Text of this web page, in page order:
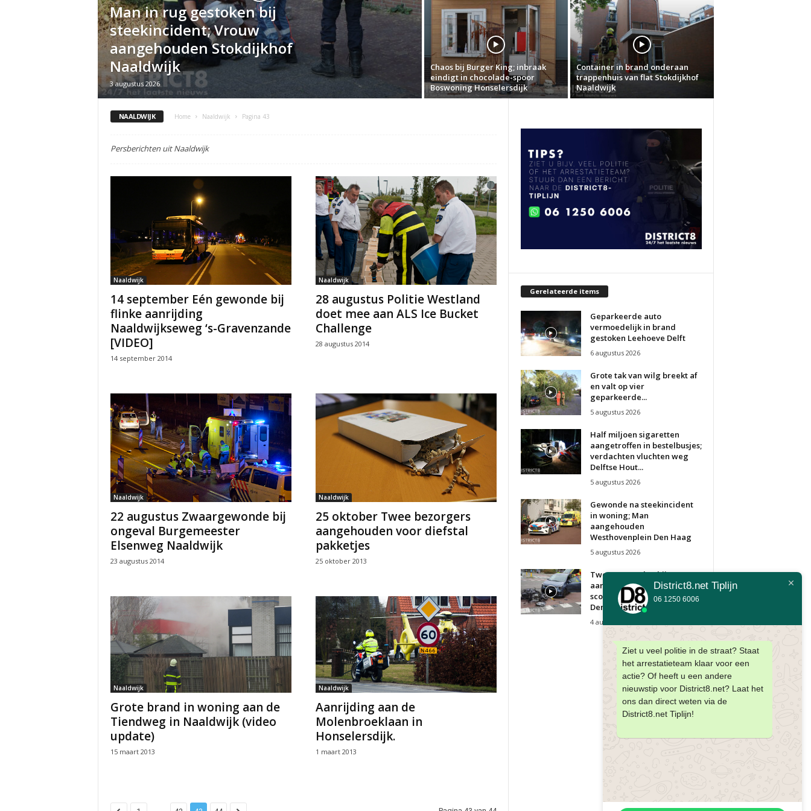
Man in rug gestoken bij
steekincident; Vrouw
aangehouden Stokdijkhof
Naaldwijk
3 augustus 2026
Chaos bij Burger King; inbraak
eindigt in chocolade-spoor
Boswoning Honselersdijk
Container in brand onderaan
trappenhuis van flat Stokdijkhof
Naaldwijk
NAALDWIJK Home Naaldwijk Pagina 43
Persberichten uit Naaldwijk
Naaldwijk
14 september Eén gewonde bij
flinke aanrijding
Naaldwijkseweg ‘s-Gravenzande
[VIDEO]
14 september 2014
Naaldwijk
28 augustus Politie Westland
doet mee aan ALS Ice Bucket
Challenge
28 augustus 2014
Naaldwijk
22 augustus Zwaargewonde bij
ongeval Burgemeester
Elsenweg Naaldwijk
23 augustus 2014
Naaldwijk
25 oktober Twee bezorgers
aangehouden voor diefstal
pakketjes
25 oktober 2013
Naaldwijk
Grote brand in woning aan de
Tiendweg in Naaldwijk (video
update)
15 maart 2013
Naaldwijk
Aanrijding aan de
Molenbroeklaan in
Honselersdijk.
1 maart 2013
Gerelateerde items
Geparkeerde auto
vermoedelijk in brand
gestoken Leehoeve Delft
6 augustus 2026
Grote tak van wilg breekt af
en valt op vier
geparkeerde...
5 augustus 2026
Half miljoen sigaretten
aangetroffen in bestelbusjes;
verdachten vluchten weg
Delftse Hout...
5 augustus 2026
Gewonde na steekincident
in woning; Man
aangehouden
Westhovenplein Den Haag
5 augustus 2026
Twee gewonden bij
aanrijding tussen auto en
scooter Goudenregenstraat
Den Haag
4 augustus 2026
District8.net Tiplijn
06 1250 6006
Ziet u veel politie in de straat? Staat
het arrestatieteam klaar voor een
actie? Of heeft u een andere
nieuwstip voor District8.net? Laat het
ons dan direct weten via de
District8.net Tiplijn!